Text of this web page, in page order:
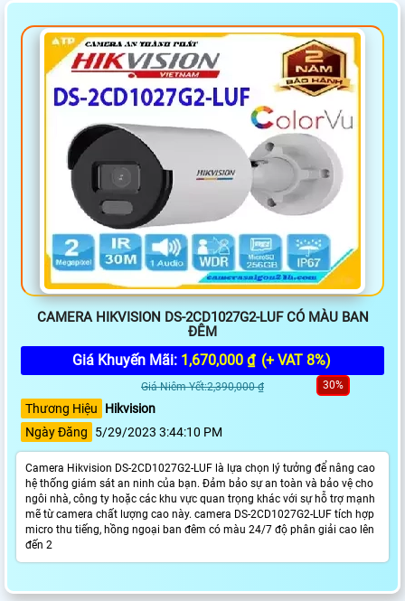
CAMERA HIKVISION DS-2CD1027G2-LUF CÓ MÀU BAN
ĐÊM
Giá Khuyến Mãi: 1,670,000 ₫ (+ VAT 8%)
Giá Niêm Yết:2,390,000 ₫ 30%
Thương Hiệu
Hikvision
Ngày Đăng
5/29/2023 3:44:10 PM
Camera Hikvision DS-2CD1027G2-LUF là lựa chọn lý tưởng để nâng cao
hệ thống giám sát an ninh của bạn. Đảm bảo sự an toàn và bảo vệ cho
ngôi nhà, công ty hoặc các khu vực quan trọng khác với sự hỗ trợ mạnh
mẽ từ camera chất lượng cao này. camera DS-2CD1027G2-LUF tích hợp
micro thu tiếng, hồng ngoại ban đêm có màu 24/7 độ phân giải cao lên
đến 2